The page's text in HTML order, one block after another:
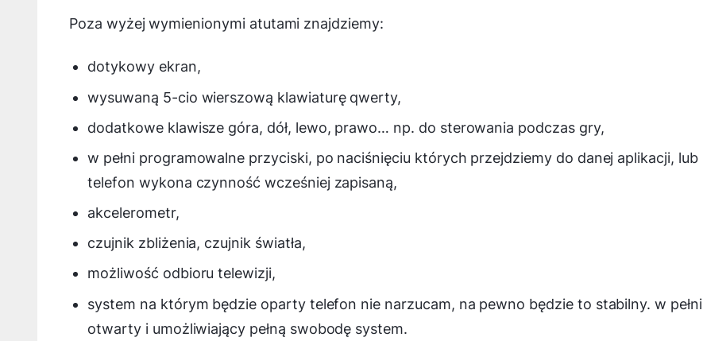
Poza wyżej wymienionymi atutami znajdziemy:
dotykowy ekran,
wysuwaną 5-cio wierszową klawiaturę qwerty,
dodatkowe klawisze góra, dół, lewo, prawo… np. do sterowania podczas gry,
w pełni programowalne przyciski, po naciśnięciu których przejdziemy do danej aplikacji, lub
telefon wykona czynność wcześniej zapisaną,
akcelerometr,
czujnik zbliżenia, czujnik światła,
możliwość odbioru telewizji,
system na którym będzie oparty telefon nie narzucam, na pewno będzie to stabilny. w pełni
otwarty i umożliwiający pełną swobodę system.